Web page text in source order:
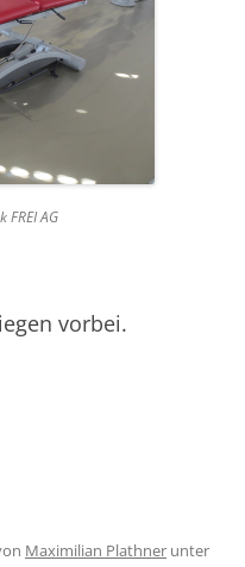
AG
vorbei.
Maximilian Plathner unter